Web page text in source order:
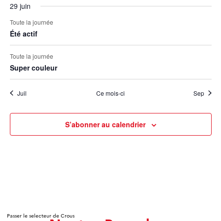
29 juin
Toute la journée
Été actif
Toute la journée
Super couleur
Juil Ce mois-ci Sep
S’abonner au calendrier
Passer le selecteur de Crous